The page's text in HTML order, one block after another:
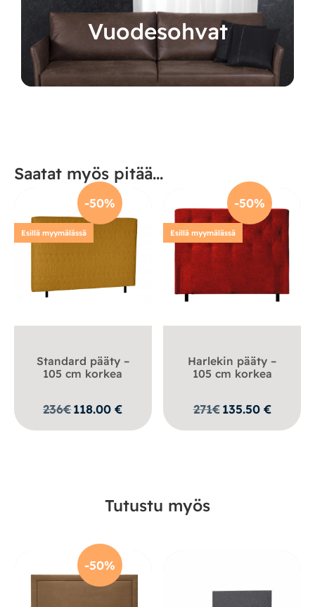
Vuodesohvat
Saatat myös pitää...
-50%
Esillä myymälässä
Standard pääty –
105 cm korkea
236€118.00€
-50%
Esillä myymälässä
Harlekin pääty –
105 cm korkea
271€ 135.50 €
Tutustu myös
-50%